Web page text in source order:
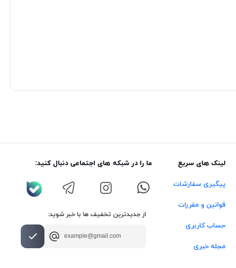
لینک های سریع
پیگیری سفارشات
قوانین و مقررات
حساب کاربری
مجله خبری
ما را در شبکه های اجتماعی دنبال کنید:
از جدیدترین تخفیف ها با خبر شوید: